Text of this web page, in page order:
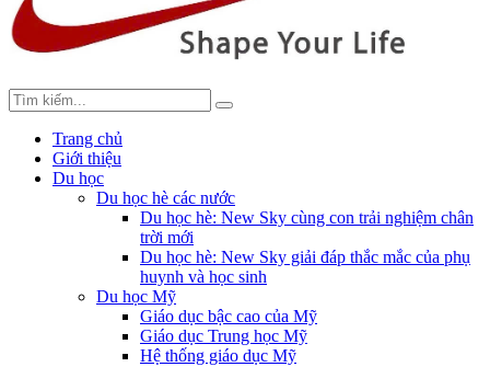
Trang chủ
Giới thiệu
Du học
Du học hè các nước
Du học hè: New Sky cùng con trải nghiệm chân
trời mới
Du học hè: New Sky giải đáp thắc mắc của phụ
huynh và học sinh
Du học Mỹ
Giáo dục bậc cao của Mỹ
Giáo dục Trung học Mỹ
Hệ thống giáo dục Mỹ